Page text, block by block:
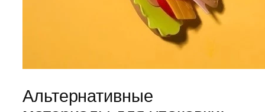
Альтернативные